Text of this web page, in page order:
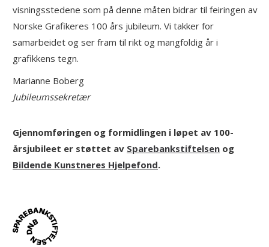
visningsstedene som på denne måten bidrar til feiringen av
Norske Grafikeres 100 års jubileum. Vi takker for
samarbeidet og ser fram til rikt og mangfoldig år i
grafikkens tegn.
Marianne Boberg
Jubileumssekretær
Gjennomføringen og formidlingen i løpet av 100-
årsjubileet er støttet av Sparebankstiftelsen og
Bildende Kunstneres Hjelpefond.